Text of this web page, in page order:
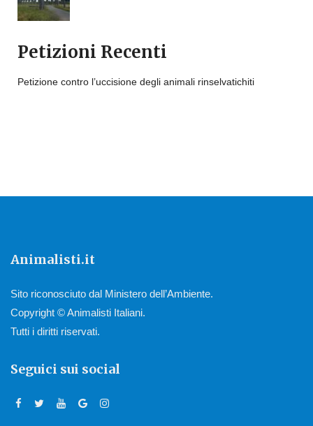
Petizioni Recenti
Petizione contro l’uccisione degli animali rinselvatichiti
Animalisti.it
Sito riconosciuto dal Ministero dell’Ambiente.
Copyright © Animalisti Italiani.
Tutti i diritti riservati.
Seguici sui social